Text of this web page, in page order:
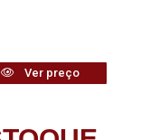
Ver preço